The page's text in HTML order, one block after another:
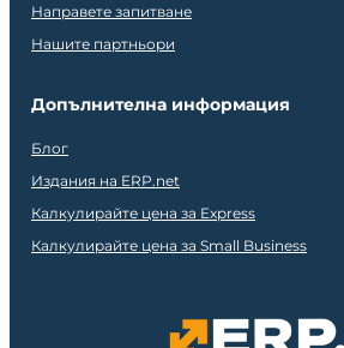
Направете запитване
Нашите партньори
Допълнителна информация
Блог
Издания на ERP.net
Калкулирайте цена за Express
Калкулирайте цена за Small Business